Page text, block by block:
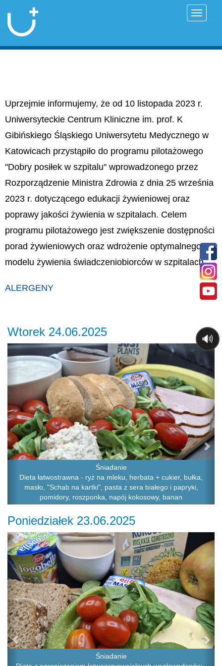
Uprzejmie informujemy, że od 10 listopada 2023 r.
Uniwersyteckie Centrum Kliniczne im. prof. K
Gibińskiego Śląskiego Uniwersytetu Medycznego w
Katowicach przystąpiło do programu pilotażowego
"Dobry posiłek w szpitalu" wprowadzonego przez
Rozporządzenie Ministra Zdrowia z dnia 25 września
2023 r. dotyczącego edukacji żywieniowej oraz
poprawy jakości żywienia w szpitalach. Celem
programu pilotażowego jest zwiększenie dostępności
porad żywieniowych oraz wdrożenie optymalnego
modelu żywienia świadczeniobiorców w szpitalach.
ALERGENY
Wtorek 24.06.2025
Śniadanie
Dieta łatwostrawna - ryż na mleku, herbata + cukier, bułka,
masło, "Schab na kartki", pasta z sera białego i papryki,
pomidory, roszponka, napój kokosowy, banan
Previous
Poniedziałek 23.06.2025
Śniadanie
Previous
🔊